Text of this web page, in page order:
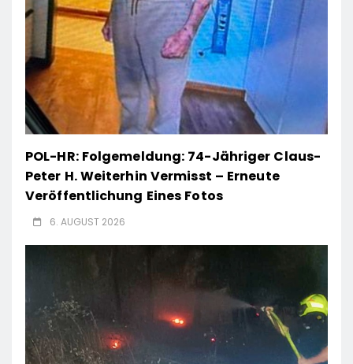
POL-HR: Folgemeldung: 74-Jähriger Claus-
Peter H. Weiterhin Vermisst – Erneute
Veröffentlichung Eines Fotos
6. AUGUST 2026